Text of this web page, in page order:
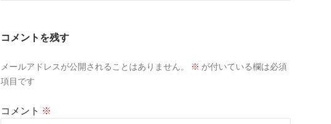
ゲ
ョ
コメントを残す
メールアドレスが公開されることはありません。 ※ が付いている欄は必須
項目です
コメント ※